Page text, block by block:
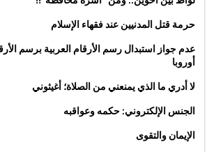
حرمة قتل المدنيين عند فقهاء الإسلام
عدم جواز استبدال رسم الأرقام العربية برسم
أوروبا
لا أدري ما الذي يمنعني من الصلاة؛ أغيثوني
الجنس الإلكتروني: حكمه وعواقبه
الإيمان والتقوى